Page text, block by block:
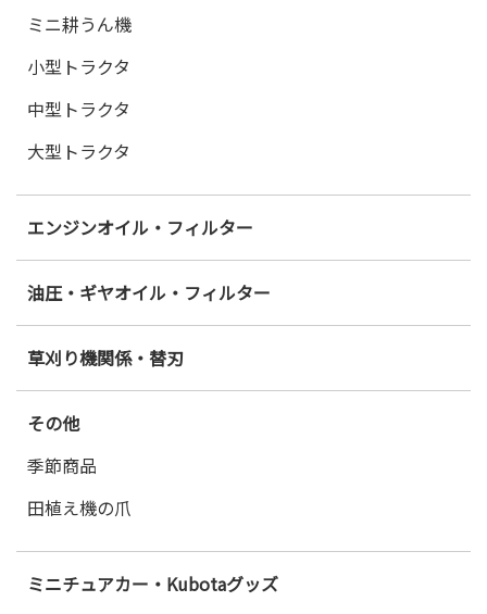
ミニ耕うん機
小型トラクタ
中型トラクタ
大型トラクタ
エンジンオイル・フィルター
油圧・ギヤオイル・フィルター
草刈り機関係・替刃
その他
季節商品
田植え機の爪
ミニチュアカー・Kubotaグッズ